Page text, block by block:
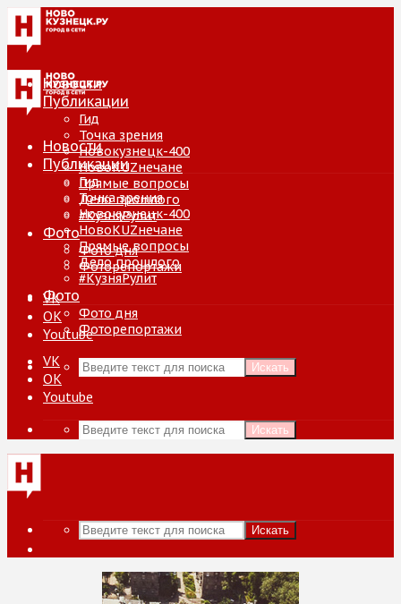
Новости
Публикации
Гид
Точка зрения
Новокузнецк-400
НовоKUZнечане
Прямые вопросы
Дело прошлого
#КузняРулит
Фото
Фото дня
Фоторепортажи
VK
ОК
Youtube
Искать
Новости
Публикации
Гид
Точка зрения
Новокузнецк-400
НовоKUZнечане
Прямые вопросы
Дело прошлого
#КузняРулит
Фото
Фото дня
Фоторепортажи
VK
ОК
Youtube
Искать
Искать